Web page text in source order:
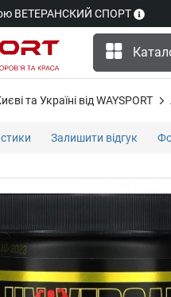
ВЕТЕРАНСКИЙ СПОРТ
та Україні від WAYSPORT
Залишити відгук